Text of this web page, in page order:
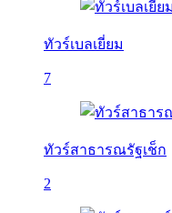
ทัวร์เบลเยี่ยม
7
ทัวร์สาธารณรัฐเช็ก
2